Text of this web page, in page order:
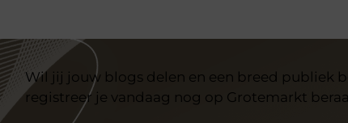
Wil jij jouw blogs delen en een breed publiek
registreer je vandaag nog op Grotemarkt